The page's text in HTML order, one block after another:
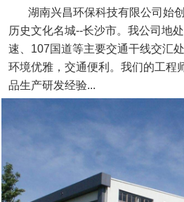
湖南兴昌环保科技有限公司始
历史文化名城--长沙市。我公司地
速、107国道等主要交通干线交汇
环境优雅，交通便利。我们的工程
品生产研发经验...